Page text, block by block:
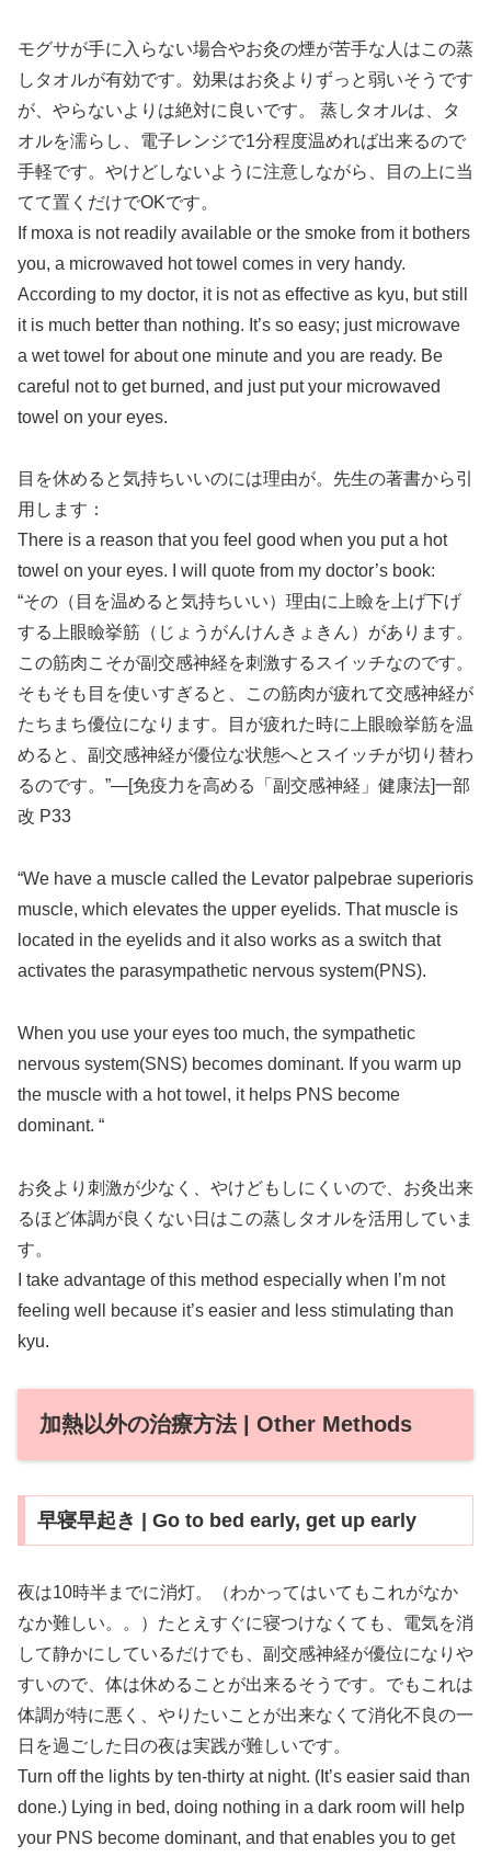
モグサが手に入らない場合やお灸の煙が苦手な人はこの蒸
しタオルが有効です。効果はお灸よりずっと弱いそうです
が、やらないよりは絶対に良いです。 蒸しタオルは、タ
オルを濡らし、電子レンジで1分程度温めれば出来るので
手軽です。やけどしないように注意しながら、目の上に当
てて置くだけでOKです。
If moxa is not readily available or the smoke from it bothers
you, a microwaved hot towel comes in very handy.
According to my doctor, it is not as effective as kyu, but still
it is much better than nothing. It’s so easy; just microwave
a wet towel for about one minute and you are ready. Be
careful not to get burned, and just put your microwaved
towel on your eyes.
目を休めると気持ちいいのには理由が。先生の著書から引
用します：
There is a reason that you feel good when you put a hot
towel on your eyes. I will quote from my doctor’s book:
“その（目を温めると気持ちいい）理由に上瞼を上げ下げ
する上眼瞼挙筋（じょうがんけんきょきん）があります。
この筋肉こそが副交感神経を刺激するスイッチなのです。
そもそも目を使いすぎると、この筋肉が疲れて交感神経が
たちまち優位になります。目が疲れた時に上眼瞼挙筋を温
めると、副交感神経が優位な状態へとスイッチが切り替わ
るのです。”―[免疫力を高める「副交感神経」健康法]一部
改 P33
“We have a muscle called the Levator palpebrae superioris
muscle, which elevates the upper eyelids. That muscle is
located in the eyelids and it also works as a switch that
activates the parasympathetic nervous system(PNS).
When you use your eyes too much, the sympathetic
nervous system(SNS) becomes dominant. If you warm up
the muscle with a hot towel, it helps PNS become
dominant. “
お灸より刺激が少なく、やけどもしにくいので、お灸出来
るほど体調が良くない日はこの蒸しタオルを活用していま
す。
I take advantage of this method especially when I’m not
feeling well because it’s easier and less stimulating than
kyu.
加熱以外の治療方法 | Other Methods
早寝早起き | Go to bed early, get up early
夜は10時半までに消灯。（わかってはいてもこれがなか
なか難しい。。）たとえすぐに寝つけなくても、電気を消
して静かにしているだけでも、副交感神経が優位になりや
すいので、体は休めることが出来るそうです。でもこれは
体調が特に悪く、やりたいことが出来なくて消化不良の一
日を過ごした日の夜は実践が難しいです。
Turn off the lights by ten-thirty at night. (It’s easier said than
done.) Lying in bed, doing nothing in a dark room will help
your PNS become dominant, and that enables you to get